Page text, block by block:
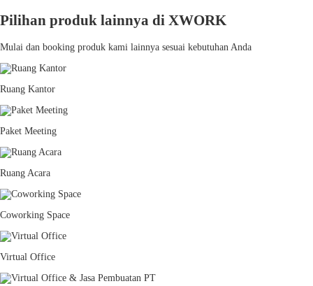
Pilihan produk lainnya di XWORK
Mulai dan booking produk kami lainnya sesuai kebutuhan Anda
Ruang Kantor
Paket Meeting
Ruang Acara
Coworking Space
Virtual Office